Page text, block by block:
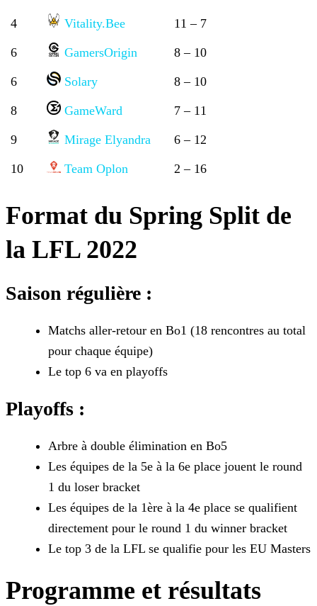
4 Vitality.Bee 11 – 7
6 GamersOrigin 8 – 10
6 Solary 8 – 10
8 GameWard 7 – 11
9 Mirage Elyandra 6 – 12
10 Team Oplon 2 – 16
Format du Spring Split de
la LFL 2022
Saison régulière :
Matchs aller-retour en Bo1 (18 rencontres au total
pour chaque équipe)
Le top 6 va en playoffs
Playoffs :
Arbre à double élimination en Bo5
Les équipes de la 5e à la 6e place jouent le round
1 du loser bracket
Les équipes de la 1ère à la 4e place se qualifient
directement pour le round 1 du winner bracket
Le top 3 de la LFL se qualifie pour les EU Masters
Programme et résultats